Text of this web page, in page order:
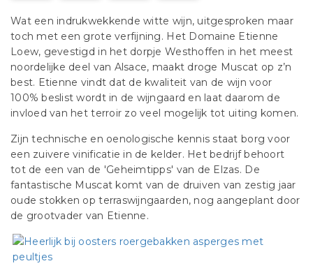
Wat een indrukwekkende witte wijn, uitgesproken maar
toch met een grote verfijning. Het Domaine Etienne
Loew, gevestigd in het dorpje Westhoffen in het meest
noordelijke deel van Alsace, maakt droge Muscat op z’n
best. Etienne vindt dat de kwaliteit van de wijn voor
100% beslist wordt in de wijngaard en laat daarom de
invloed van het terroir zo veel mogelijk tot uiting komen.
Zijn technische en oenologische kennis staat borg voor
een zuivere vinificatie in de kelder. Het bedrijf behoort
tot de een van de 'Geheimtipps' van de Elzas. De
fantastische Muscat komt van de druiven van zestig jaar
oude stokken op terraswijngaarden, nog aangeplant door
de grootvader van Etienne.